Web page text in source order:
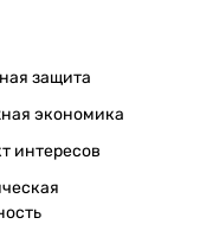
защита
экономика
интересов